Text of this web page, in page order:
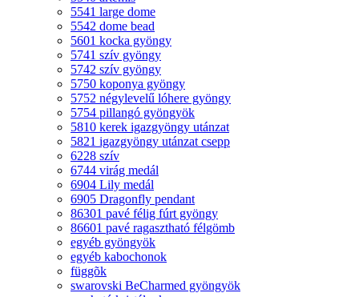
5541 large dome
5542 dome bead
5601 kocka gyöngy
5741 szív gyöngy
5742 szív gyöngy
5750 koponya gyöngy
5752 négylevelű lóhere gyöngy
5754 pillangó gyöngyök
5810 kerek igazgyöngy utánzat
5821 igazgyöngy utánzat csepp
6228 szív
6744 virág medál
6904 Lily medál
6905 Dragonfly pendant
86301 pavé félig fúrt gyöngy
86601 pavé ragasztható félgömb
egyéb gyöngyök
egyéb kabochonok
függõk
swarovski BeCharmed gyöngyök